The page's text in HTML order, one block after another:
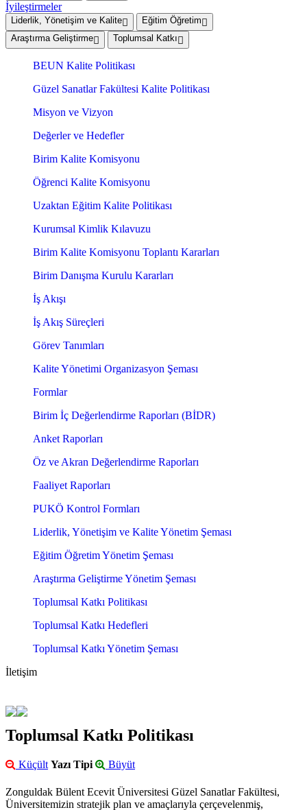
İyileştirmeler
Liderlik, Yönetişim ve Kalite
Eğitim Öğretim
Araştırma Geliştirme
Toplumsal Katkı
BEUN Kalite Politikası
Güzel Sanatlar Fakültesi Kalite Politikası
Misyon ve Vizyon
Değerler ve Hedefler
Birim Kalite Komisyonu
Öğrenci Kalite Komisyonu
Uzaktan Eğitim Kalite Politikası
Kurumsal Kimlik Kılavuzu
Birim Kalite Komisyonu Toplantı Kararları
Birim Danışma Kurulu Kararları
İş Akışı
İş Akış Süreçleri
Görev Tanımları
Kalite Yönetimi Organizasyon Şeması
Formlar
Birim İç Değerlendirme Raporları (BİDR)
Anket Raporları
Öz ve Akran Değerlendirme Raporları
Faaliyet Raporları
PUKÖ Kontrol Formları
Liderlik, Yönetişim ve Kalite Yönetim Şeması
Eğitim Öğretim Yönetim Şeması
Araştırma Geliştirme Yönetim Şeması
Toplumsal Katkı Politikası
Toplumsal Katkı Hedefleri
Toplumsal Katkı Yönetim Şeması
İletişim
Toplumsal Katkı Politikası
Küçült Yazı Tipi Büyüt
Zonguldak Bülent Ecevit Üniversitesi Güzel Sanatlar Fakültesi,
Üniversitemizin stratejik plan ve amaçlarıyla çerçevelenmiş,